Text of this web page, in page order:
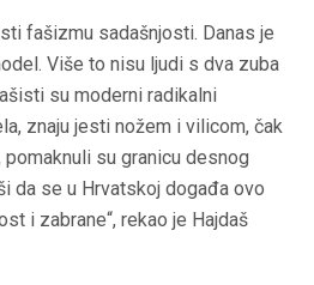
fašizmu sadašnjosti. Danas je
Više to nisu ljudi s dva zuba
su moderni radikalni
znaju jesti nožem i vilicom, čak
su granicu desnog
da se u Hrvatskoj događa ovo
i zabrane“, rekao je Hajdaš